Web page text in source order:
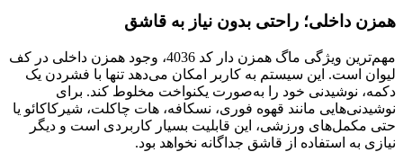
همزن داخلی؛ راحتی بدون نیاز به قاشق
مهم‌ترین ویژگی ماگ همزن دار کد 4036، وجود همزن داخلی در کف
لیوان است. این سیستم به کاربر امکان می‌دهد تنها با فشردن یک
دکمه، نوشیدنی خود را به‌صورت یکنواخت مخلوط کند. برای
نوشیدنی‌هایی مانند قهوه فوری، نسکافه، هات چاکلت، شیرکاکائو یا
حتی مکمل‌های ورزشی، این قابلیت بسیار کاربردی است و دیگر
نیازی به استفاده از قاشق جداگانه نخواهد بود.